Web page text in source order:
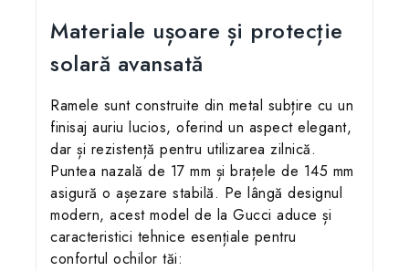
Materiale ușoare și protecție
solară avansată
Ramele sunt construite din metal subțire cu un
finisaj auriu lucios, oferind un aspect elegant,
dar și rezistență pentru utilizarea zilnică.
Puntea nazală de 17 mm și brațele de 145 mm
asigură o așezare stabilă. Pe lângă designul
modern, acest model de la Gucci aduce și
caracteristici tehnice esențiale pentru
confortul ochilor tăi: